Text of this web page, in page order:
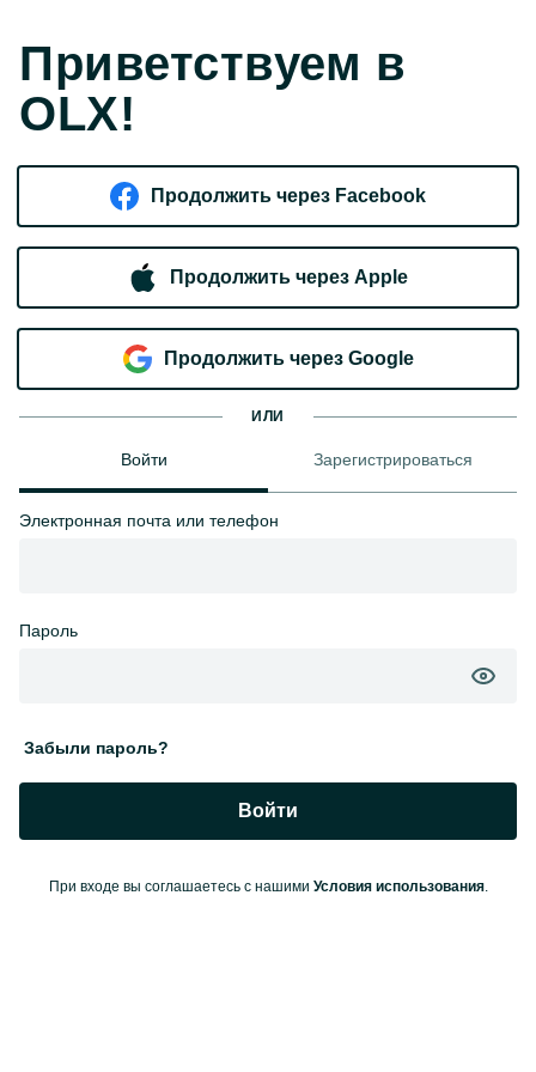
Приветствуем в
OLX!
Продолжить через Facebook
Продолжить через Apple
Продолжить через Google
ИЛИ
Войти Зарегистрироваться
Электронная почта или телефон
Пароль
Забыли пароль?
Войти
При входе вы соглашаетесь с нашими Условия использования.